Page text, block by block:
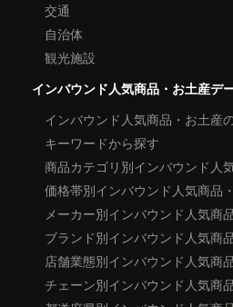
交通
自治体
観光施設
インバウンド人気商品・お土産デ
インバウンド人気商品・お土産
キーワードから探す
商品カテゴリ別インバウンド人
価格帯別インバウンド人気商品
メーカー別インバウンド人気商
ブランド別インバウンド人気商
店舗業態別インバウンド人気商
チェーン別インバウンド人気商